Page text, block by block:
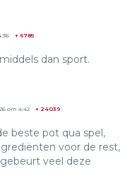
+ 6785
dan sport.
om 4:42 + 24039
beste pot qua spel,
voor de rest,
veel deze